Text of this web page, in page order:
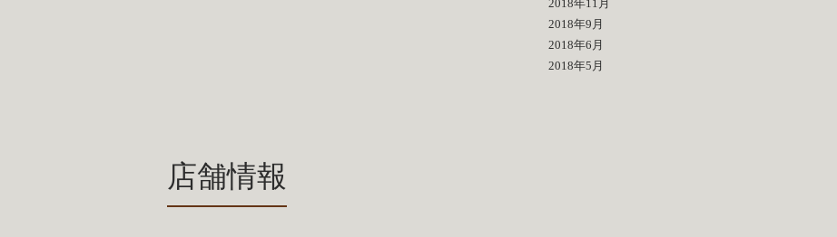
2018年11月
2018年9月
2018年6月
2018年5月
店舗情報